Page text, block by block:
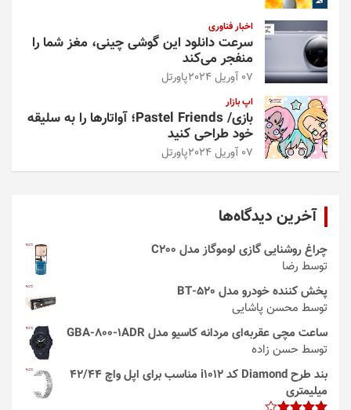
اخبار فناوری
سرعت دانلود این گوشی چینی، مغز شما را
منفجر می‌کند
07 آوریل 2024 پاورتل
اپ بازار
بازی/ Pastel Friends؛ آواتارها را به سلیقه
خود طراحی کنید
07 آوریل 2024 پاورتل
آخرین دیدگاه‌ها
چراغ روشنایی گازی لوموگاز مدل C200
توسط رضا
پخش کننده خودرو مدل 520-BT
توسط محسن پاشایی
ساعت مچی عقربه‌ای مردانه کاسیو مدل GBA-800-1ADR
توسط حسن زاده
بند طرح Diamond کد i1012 مناسب برای اپل واچ 42/44
میلیمتری